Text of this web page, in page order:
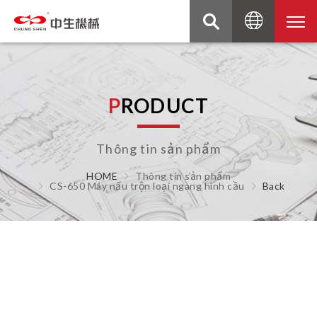
PRODUCT
Thông tin sản phẩm
HOME
Thông tin sản phẩm
CS-650 Máy nấu trộn loại ngang hình cầu
Back